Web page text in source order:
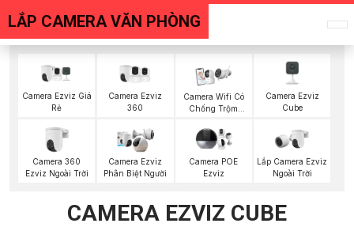
LẮP CAMERA VĂN PHÒNG
Camera Ezviz Giá
Rẻ
Camera Ezviz
360
Camera Wifi Có
Chống Trộm
Camera Ezviz
Cube
Camera 360
Ezviz Ngoài Trời
Camera Ezviz
Phân Biệt Người
Camera POE
Ezviz
Lắp Camera Ezviz
Ngoài Trời
CAMERA EZVIZ CUBE